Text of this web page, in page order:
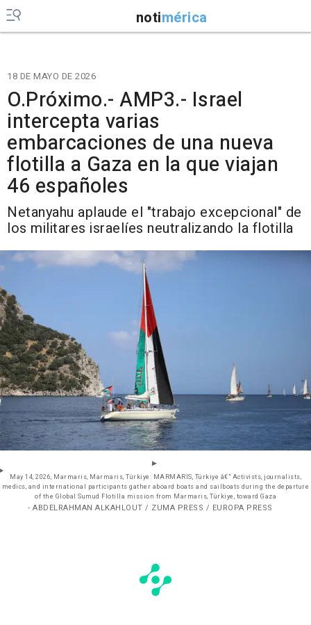
notimérica
18 DE MAYO DE 2026
O.Próximo.- AMP3.- Israel
intercepta varias
embarcaciones de una nueva
flotilla a Gaza en la que viajan
46 españoles
Netanyahu aplaude el "trabajo excepcional" de
los militares israelíes neutralizando la flotilla
May 14, 2026, Marmaris, Marmaris, Türkiye: MARMARIS, Türkiye â€” Activists, journalists,
medics, and international participants gather aboard boats and sailboats during the departure
of the Global Sumud Flotilla mission from Marmaris, Türkiye, toward Gaza
- ABDELRAHMAN ALKAHLOUT / ZUMA PRESS / EUROPA PRESS